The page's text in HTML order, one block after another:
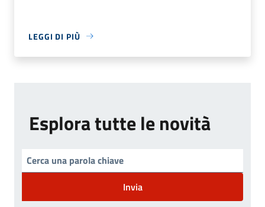
LEGGI DI PIÙ
Esplora tutte le novità
Invia